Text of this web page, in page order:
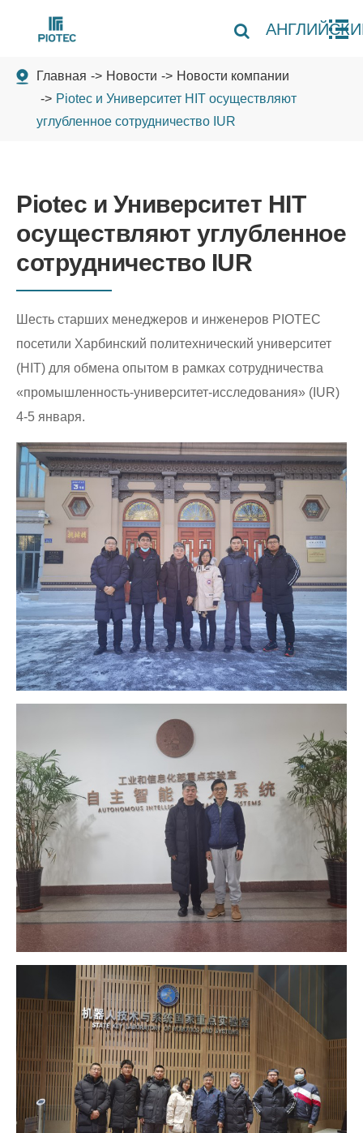
Главная Новости
Новости компании
Piotec и Университет HIT осуществляют
углубленное сотрудничество IUR
Piotec и Университет HIT
осуществляют углубленное
сотрудничество IUR
Шесть старших менеджеров и инженеров PIOTEC
посетили Харбинский политехнический университет
(HIT) для обмена опытом в рамках сотрудничества
«промышленность-университет-исследования» (IUR)
4-5 января.